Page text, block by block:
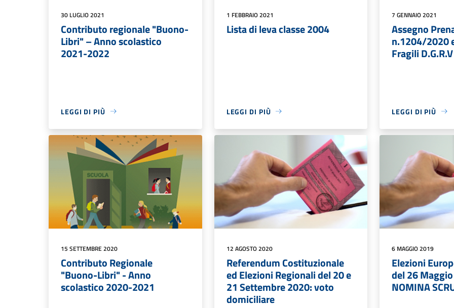
30 LUGLIO 2021
Contributo regionale "Buono-
Libri" – Anno scolastico
2021-2022
LEGGI DI PIÙ
1 FEBBRAIO 2021
Lista di leva classe 2004
LEGGI DI PIÙ
7 GENNAIO 2021
Assegno
n.1204/2020
Fragili
LEGGI DI PIÙ
15 SETTEMBRE 2020
Contributo Regionale
"Buono-Libri" - Anno
scolastico 2020-2021
12 AGOSTO 2020
Referendum Costituzionale
ed Elezioni Regionali del 20 e
21 Settembre 2020: voto
domiciliare
6 MAGGIO 2019
Elezioni
del 26
NOMINA